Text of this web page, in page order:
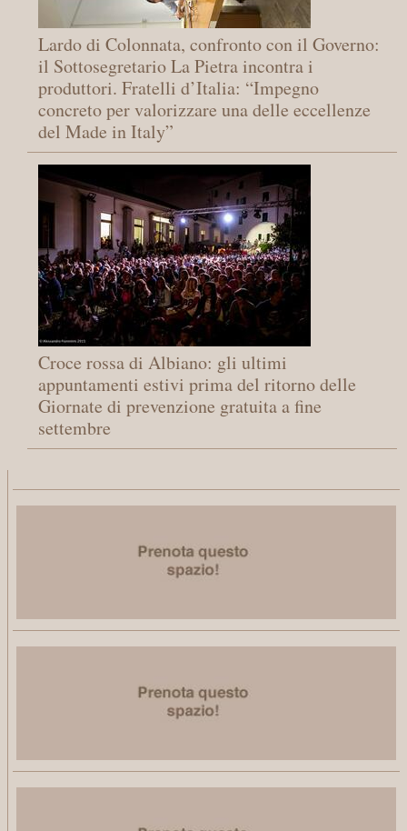
Lardo di Colonnata, confronto con il Governo:
il Sottosegretario La Pietra incontra i
produttori. Fratelli d’Italia: “Impegno
concreto per valorizzare una delle eccellenze
del Made in Italy”
Croce rossa di Albiano: gli ultimi
appuntamenti estivi prima del ritorno delle
Giornate di prevenzione gratuita a fine
settembre